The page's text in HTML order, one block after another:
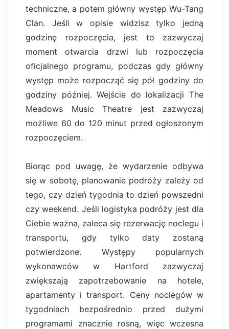
techniczne, a potem główny występ Wu-Tang
Clan. Jeśli w opisie widzisz tylko jedną
godzinę rozpoczęcia, jest to zazwyczaj
moment otwarcia drzwi lub rozpoczęcia
oficjalnego programu, podczas gdy główny
występ może rozpocząć się pół godziny do
godziny później. Wejście do lokalizacji The
Meadows Music Theatre jest zazwyczaj
możliwe 60 do 120 minut przed ogłoszonym
rozpoczęciem.
Biorąc pod uwagę, że wydarzenie odbywa
się w sobotę, planowanie podróży zależy od
tego, czy dzień tygodnia to dzień powszedni
czy weekend. Jeśli logistyka podróży jest dla
Ciebie ważna, zaleca się rezerwację noclegu i
transportu, gdy tylko daty zostaną
potwierdzone. Występy popularnych
wykonawców w Hartford zazwyczaj
zwiększają zapotrzebowanie na hotele,
apartamenty i transport. Ceny noclegów w
tygodniach bezpośrednio przed dużymi
programami znacznie rosną, więc wczesna